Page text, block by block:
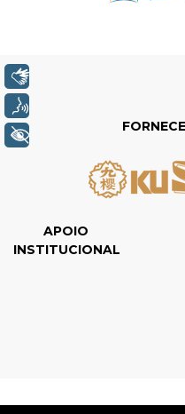
APOIO
INSTITUCIONAL
+ Acessibilidade